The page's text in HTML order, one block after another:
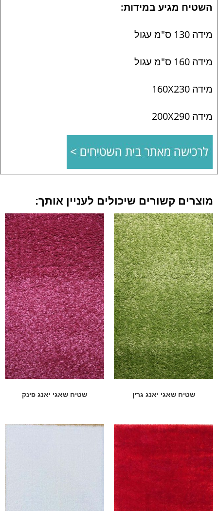
השטיח מגיע במידות:
מידה 130 ס"מ עגול
מידה 160 ס"מ עגול
מידה 160X230
מידה 200X290
מוצרים קשורים שיכולים לעניין אותך:
שטיח שאגי יאנג גרין שטיח שאגי יאנג פינק